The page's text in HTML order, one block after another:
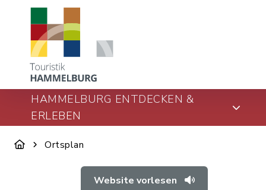
HAMMELBURG ENTDECKEN &
ERLEBEN
Ortsplan
Website vorlesen